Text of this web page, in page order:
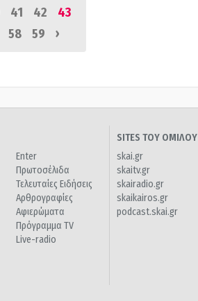
41 42
43
58 59 ›
Enter
Πρωτοσέλιδα
Τελευταίες Ειδήσεις
Αρθρογραφίες
Αφιερώματα
Πρόγραμμα TV
Live-radio
SITES ΤΟΥ ΟΜΙΛΟΥ
skai.gr
skaitv.gr
skairadio.gr
skaikairos.gr
podcast.skai.gr